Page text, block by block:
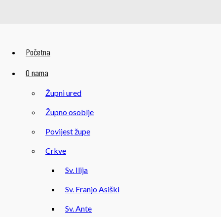
Početna
O nama
Župni ured
Župno osoblje
Povijest župe
Crkve
Sv. Ilija
Sv. Franjo Asiški
Sv. Ante